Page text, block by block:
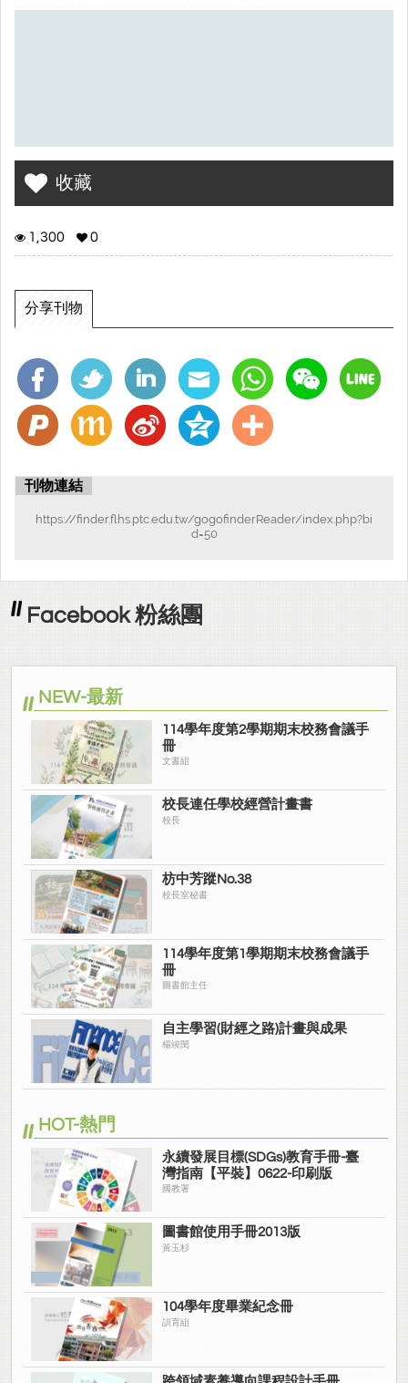
收藏
1,300 0
分享刊物
刊物連結
https://finder.flhs.ptc.edu.tw/gogofinderReader/index.php?bi
d=50
Facebook 粉絲團
NEW-最新
114學年度第2學期期末校務會議手
冊
文書組
校長連任學校經營計畫書
校長
枋中芳蹤No.38
校長室秘書
114學年度第1學期期末校務會議手
冊
圖書館主任
自主學習(財經之路)計畫與成果
楊竣閔
HOT-熱門
永續發展目標(SDGs)教育手冊-臺
灣指南【平裝】0622-印刷版
國教署
圖書館使用手冊2013版
黃玉杉
104學年度畢業紀念冊
訓育組